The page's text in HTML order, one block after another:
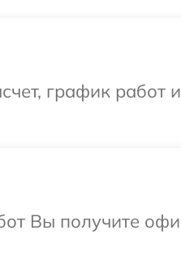
график работ
Вы получите